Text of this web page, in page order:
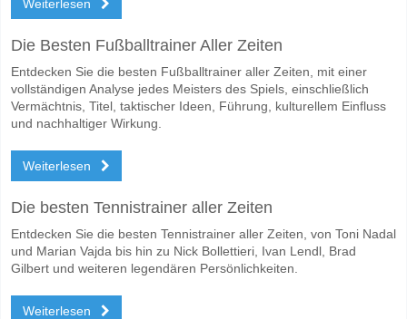
Weiterlesen
Die Besten Fußballtrainer Aller Zeiten
Entdecken Sie die besten Fußballtrainer aller Zeiten, mit einer
vollständigen Analyse jedes Meisters des Spiels, einschließlich
Vermächtnis, Titel, taktischer Ideen, Führung, kulturellem Einfluss
und nachhaltiger Wirkung.
Weiterlesen
Die besten Tennistrainer aller Zeiten
Entdecken Sie die besten Tennistrainer aller Zeiten, von Toni Nadal
und Marian Vajda bis hin zu Nick Bollettieri, Ivan Lendl, Brad
Gilbert und weiteren legendären Persönlichkeiten.
Weiterlesen